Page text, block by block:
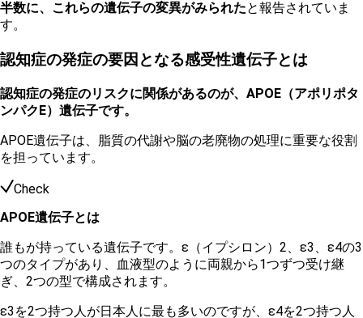
半数に、これらの遺伝子の変異がみられたと報告されていま
す。
認知症の発症の要因となる感受性遺伝子とは
認知症の発症のリスクに関係があるのが、APOE（アポリポタ
ンパクE）遺伝子です。
APOE遺伝子は、脂質の代謝や脳の老廃物の処理に重要な役割
を担っています。
Check
APOE遺伝子とは
誰もが持っている遺伝子です。ε（イプシロン）2、ε3、ε4の3
つのタイプがあり、血液型のように両親から1つずつ受け継
ぎ、2つの型で構成されます。
ε3を2つ持つ人が日本人に最も多いのですが、ε4を2つ持つ人